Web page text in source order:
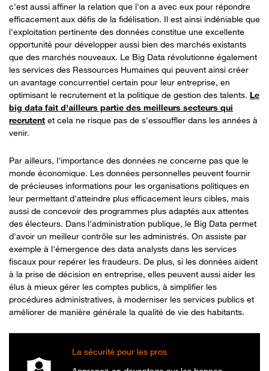
c'est aussi affiner la relation que l'on a avec eux pour répondre
efficacement aux défis de la fidélisation. Il est ainsi indéniable que
l'exploitation pertinente des données constitue une excellente
opportunité pour développer aussi bien des marchés existants
que des marchés nouveaux. Le Big Data révolutionne également
les services des Ressources Humaines qui peuvent ainsi créer
un avantage concurrentiel certain pour leur entreprise, en
optimisant le recrutement et la politique de gestion des talents. Le
big data fait d'ailleurs partie des meilleurs secteurs qui
recrutent et cela ne risque pas de s'essouffler dans les années à
venir.
Par ailleurs, l'importance des données ne concerne pas que le
monde économique. Les données personnelles peuvent fournir
de précieuses informations pour les organisations politiques en
leur permettant d'atteindre plus efficacement leurs cibles, mais
aussi de concevoir des programmes plus adaptés aux attentes
des électeurs. Dans l'administration publique, le Big Data permet
d'avoir un meilleur contrôle sur les administrés. On assiste par
exemple à l'émergence des data analysts dans les services
fiscaux pour repérer les fraudeurs. De plus, si les données aident
à la prise de décision en entreprise, elles peuvent aussi aider les
élus à mieux gérer les comptes publics, à simplifier les
procédures administratives, à moderniser les services publics et
améliorer de manière générale la qualité de vie des habitants.
La sécurité pour les pros